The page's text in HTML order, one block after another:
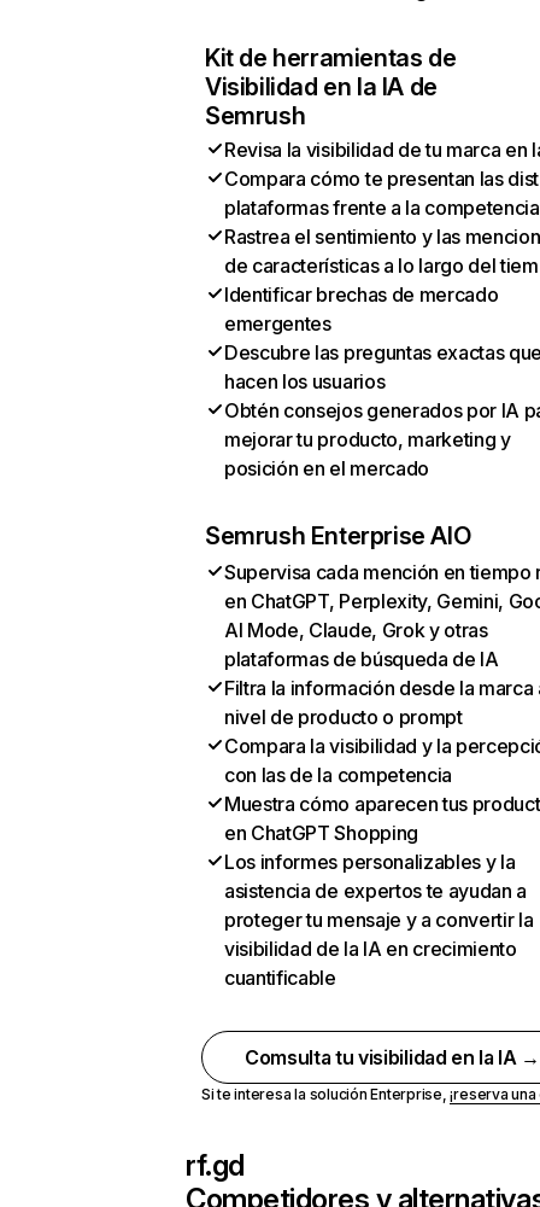
Kit de herramientas de
Visibilidad en la IA de
Semrush
Revisa la visibilidad de tu marca en
Compara cómo te presentan las
plataformas frente a la competencia
Rastrea el sentimiento y las
de características a lo largo del
Identificar brechas de mercado
emergentes
Descubre las preguntas exactas
hacen los usuarios
Obtén consejos generados por IA
mejorar tu producto, marketing y
posición en el mercado
Semrush Enterprise AIO
Supervisa cada mención en tiempo
en ChatGPT, Perplexity, Gemini,
AI Mode, Claude, Grok y otras
plataformas de búsqueda de IA
Filtra la información desde la marca
nivel de producto o prompt
Compara la visibilidad y la
con las de la competencia
Muestra cómo aparecen tus
en ChatGPT Shopping
Los informes personalizables y la
asistencia de expertos te ayudan a
proteger tu mensaje y a convertir la
visibilidad de la IA en crecimiento
cuantificable
Comsulta tu visibilidad en la IA →
Si te interesa la solución Enterprise,¡reserva
rf.gd
Competidores y